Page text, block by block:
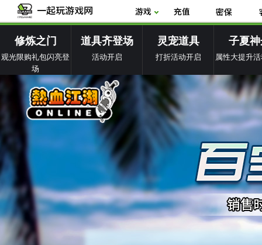
修炼之门
观光限购礼包闪亮登
场
道具齐登场
活动开启
灵宠道具
打折活动开启
子夏
属性大提升